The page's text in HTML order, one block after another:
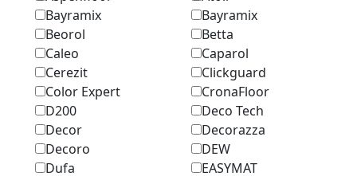
Bayramix
Bayramix
Beorol
Betta
Caleo
Caparol
Cerezit
Clickguard
Color Expert
CronaFloor
D200
Deco Tech
Decor
Decorazza
Decoro
DEW
Dufa
EASYMAT